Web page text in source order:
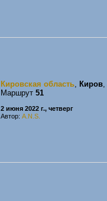
Кировская область, Киров,
Маршрут 51
2 июня 2022 г., четверг
Автор: A.N.S.